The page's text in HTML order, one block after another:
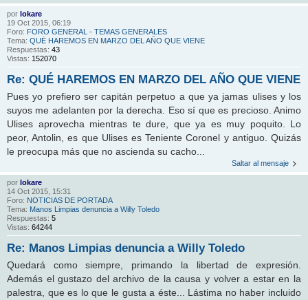
por lokare
19 Oct 2015, 06:19
Foro: FORO GENERAL - TEMAS GENERALES
Tema: QUÉ HAREMOS EN MARZO DEL AÑO QUE VIENE
Respuestas: 43
Vistas: 152070
Re: QUÉ HAREMOS EN MARZO DEL AÑO QUE VIENE
Pues yo prefiero ser capitán perpetuo a que ya jamas ulises y los
suyos me adelanten por la derecha. Eso sí que es precioso. Animo
Ulises aprovecha mientras te dure, que ya es muy poquito. Lo
peor, Antolin, es que Ulises es Teniente Coronel y antiguo. Quizás
le preocupa más que no ascienda su cacho...
Saltar al mensaje
por lokare
14 Oct 2015, 15:31
Foro: NOTICIAS DE PORTADA
Tema: Manos Limpias denuncia a Willy Toledo
Respuestas: 5
Vistas: 64244
Re: Manos Limpias denuncia a Willy Toledo
Quedará como siempre, primando la libertad de expresión.
Además el gustazo del archivo de la causa y volver a estar en la
palestra, que es lo que le gusta a éste... Lástima no haber incluido